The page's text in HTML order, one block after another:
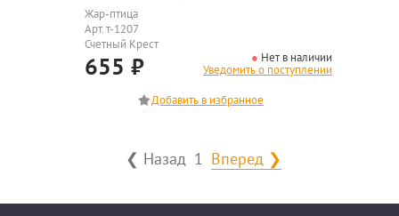
Жар-птица
Арт. т-1207
Счетный Крест
655 ₽
Нет в наличии
Уведомить о поступлении
❮ Назад 1 Вперед ❯